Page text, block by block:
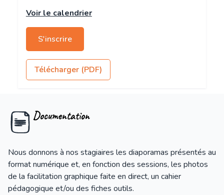
Voir le calendrier
S'inscrire
Télécharger (PDF)
Documentation
Nous donnons à nos stagiaires les diaporamas présentés au
format numérique et, en fonction des sessions, les photos
de la facilitation graphique faite en direct, un cahier
pédagogique et/ou des fiches outils.